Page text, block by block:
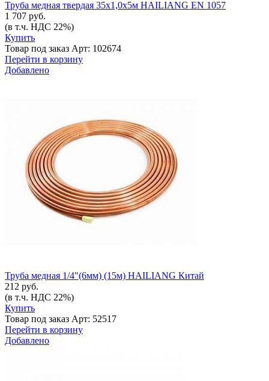
Труба медная твердая 35х1,0х5м HAILIANG EN 1057
1 707 руб.
(в т.ч. НДС 22%)
Купить
Товар под заказ Арт: 102674
Перейти в корзину
Добавлено
Труба медная 1/4"(6мм) (15м) HAILIANG Китай
212 руб.
(в т.ч. НДС 22%)
Купить
Товар под заказ Арт: 52517
Перейти в корзину
Добавлено